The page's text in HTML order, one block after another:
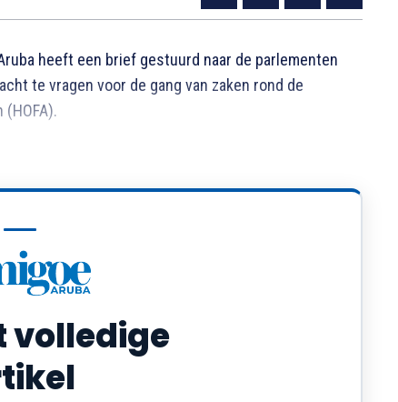
heeft een brief gestuurd naar de parlementen
te vragen voor de gang van zaken rond de
volledige